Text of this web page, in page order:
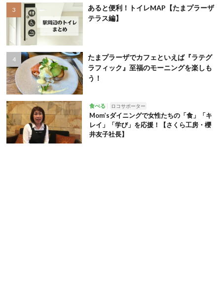
あると便利！トイレMAP【たまプラーザ
テラス編】
たまプラーザでカフェといえば『ラテグ
ラフィック』至福のモーニングを楽しも
う！
食べる ロコサポーター
Mom’sダイニングで女性たちの「食」「キ
レイ」「学び」を応援！【さくら工房・櫻
井友子社長】